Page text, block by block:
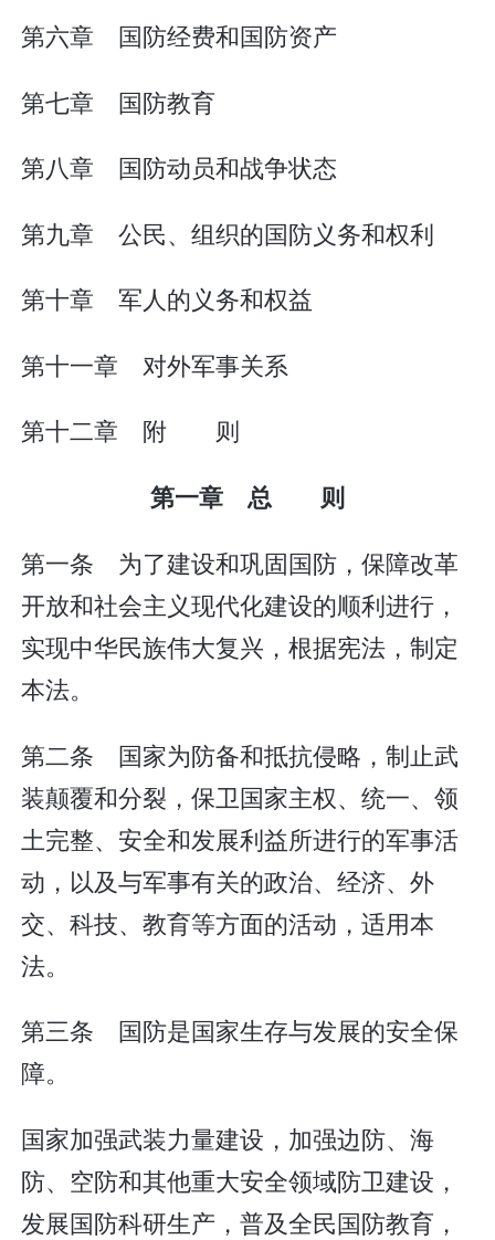
第六章 国防经费和国防资产
第七章 国防教育
第八章 国防动员和战争状态
第九章 公民、组织的国防义务和权利
第十章 军人的义务和权益
第十一章 对外军事关系
第十二章 附 则
第一章 总 则
第一条 为了建设和巩固国防，保障改革
开放和社会主义现代化建设的顺利进行，
实现中华民族伟大复兴，根据宪法，制定
本法。
第二条 国家为防备和抵抗侵略，制止武
装颠覆和分裂，保卫国家主权、统一、领
土完整、安全和发展利益所进行的军事活
动，以及与军事有关的政治、经济、外
交、科技、教育等方面的活动，适用本
法。
第三条 国防是国家生存与发展的安全保
障。
国家加强武装力量建设，加强边防、海
防、空防和其他重大安全领域防卫建设，
发展国防科研生产，普及全民国防教育，